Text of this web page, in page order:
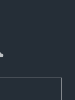
SoundCloud